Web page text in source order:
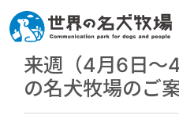
来週（4月6日～
の名犬牧場のご